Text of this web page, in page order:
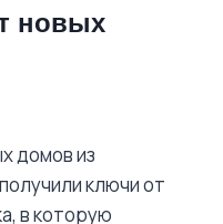
новых
домов из
ключи от
в которую